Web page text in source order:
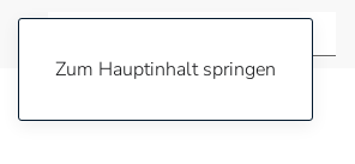
Zum Hauptinhalt springen